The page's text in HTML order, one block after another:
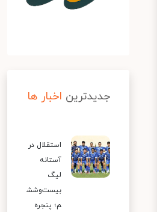
جدیدترین اخبار ها
استقلال در
آستانه
لیگ
بیست‌وشش
م؛ پنجره